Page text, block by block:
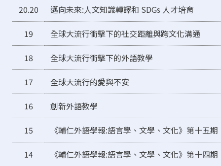
20.20 邁向未來:人文知識轉譯和 SDGs 人才培育
19 全球大流行衝擊下的社交距離與跨文化溝通
18 全球大流行衝擊下的外語教學
17 全球大流行的愛與不安
16 創新外語教學
15 《輔仁外語學報:語言學、文學、文化》第十五期
14 《輔仁外語學報:語言學、文學、文化》第十四期